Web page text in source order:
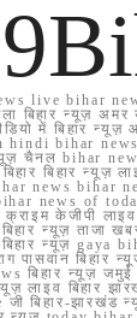
live bihar
बिहार न्यूज़
बिहार न्यूज़
bihar
चैनल bihar
बिहार
bihar news
bihar news
केजीपी
न्यूज़ ताजा
बिहार न्यूज़
पासवान
न्यूज़ जमुई
लाइव
झारखंड